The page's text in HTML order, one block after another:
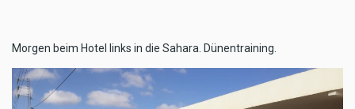
Morgen beim Hotel links in die Sahara. Dünentraining.